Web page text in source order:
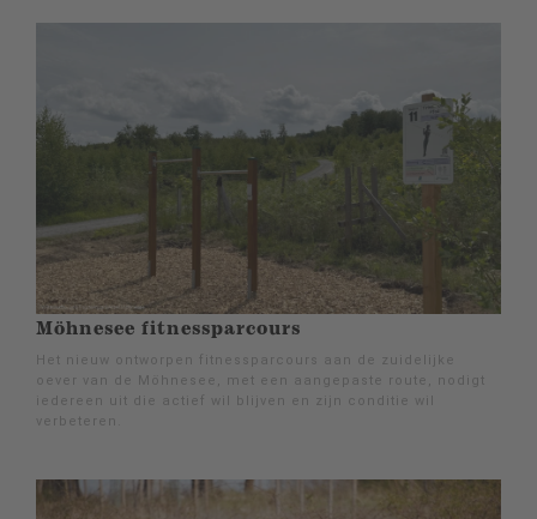
Möhnesee fitnessparcours
Het nieuw ontworpen fitnessparcours aan de zuidelijke
oever van de Möhnesee, met een aangepaste route, nodigt
iedereen uit die actief wil blijven en zijn conditie wil
verbeteren.